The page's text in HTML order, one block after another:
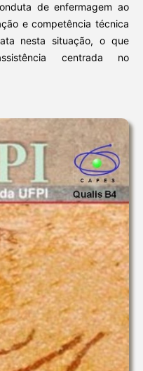
de enfermagem ao
e competência técnica
nesta situação, o que
centrada no